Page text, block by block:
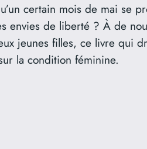
certain mois de mai se
envies de liberté ? À de
jeunes filles, ce livre qui
la condition féminine.